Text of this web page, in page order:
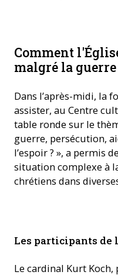
Comment
malgré la
Dans l’après-midi, la
assister, au Centre
table ronde sur le
guerre, persécution,
l’espoir ? », a permis
situation complexe à
chrétiens dans
Urban Federer pendant la
Les participants de
Le cardinal Kurt Koch,